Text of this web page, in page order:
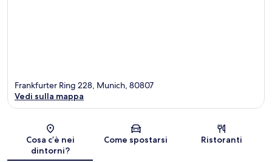
Mappa
Frankfurter Ring 228, Munich, 80807
Vedi sulla mappa
Cosa c’è nei
dintorni?
Come spostarsi Ristoranti